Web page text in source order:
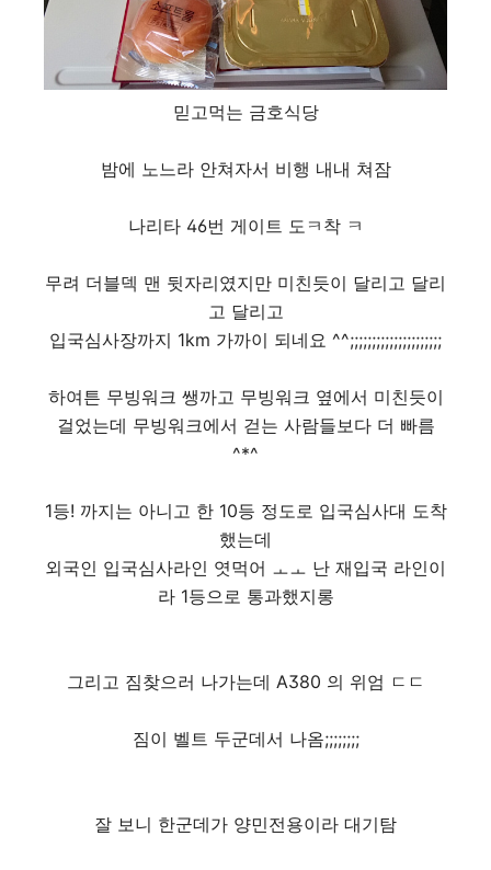
믿고먹는 금호식당
밤에 노느라 안쳐자서 비행 내내 쳐잠
나리타 46번 게이트 도ㅋ착 ㅋ
무려 더블덱 맨 뒷자리였지만 미친듯이 달리고 달리
고 달리고
입국심사장까지 1km 가까이 되네요 ^^;;;;;;;;;;;;;;;;;;;;;
하여튼 무빙워크 쌩까고 무빙워크 옆에서 미친듯이
걸었는데 무빙워크에서 걷는 사람들보다 더 빠름
^*^
1등! 까지는 아니고 한 10등 정도로 입국심사대 도착
했는데
외국인 입국심사라인 엿먹어 ㅗㅗ 난 재입국 라인이
라 1등으로 통과했지롱
그리고 짐찾으러 나가는데 A380 의 위엄 ㄷㄷ
짐이 벨트 두군데서 나옴;;;;;;;;
잘 보니 한군데가 양민전용이라 대기탐